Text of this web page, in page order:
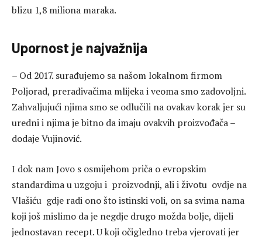
blizu 1,8 miliona maraka.
Upornost je najvažnija
– Od 2017. surađujemo sa našom lokalnom firmom
Poljorad, prerađivačima mlijeka i veoma smo zadovoljni.
Zahvaljujući njima smo se odlučili na ovakav korak jer su
uredni i njima je bitno da imaju ovakvih proizvođača –
dodaje Vujinović.
I dok nam Jovo s osmijehom priča o evropskim
standardima u uzgoju i proizvodnji, ali i životu ovdje na
Vlašiću gdje radi ono što istinski voli, on sa svima nama
koji još mislimo da je negdje drugo možda bolje, dijeli
jednostavan recept. U koji očigledno treba vjerovati jer